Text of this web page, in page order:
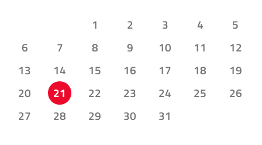
1 2 3 4
5
6
7 8 9 10 11
12
13
14 15 16 17 18
19
20
21 22 23 24 25
26
27
28 29 30 31